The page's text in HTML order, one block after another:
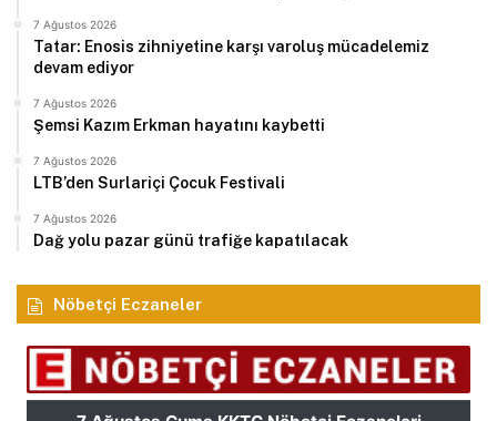
7 Ağustos 2026
Tatar: Enosis zihniyetine karşı varoluş mücadelemiz
devam ediyor
7 Ağustos 2026
Şemsi Kazım Erkman hayatını kaybetti
7 Ağustos 2026
LTB’den Surlariçi Çocuk Festivali
7 Ağustos 2026
Dağ yolu pazar günü trafiğe kapatılacak
Nöbetçi Eczaneler